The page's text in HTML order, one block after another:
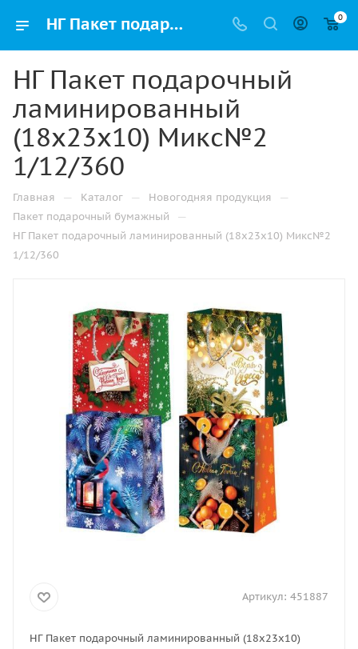
НГ Пакет подарочный ламинированный (18x23x10) Микс№2 1/12/360 купить оптом и в розницу в Ижевске с доставкой недорого 0
НГ Пакет подарочный
ламинированный
(18x23x10) Микс№2
1/12/360
Главная — Каталог — Новогодняя продукция —
Пакет подарочный бумажный —
НГ Пакет подарочный ламинированный (18x23x10) Микс№2
1/12/360
Артикул: 451887
НГ Пакет подарочный ламинированный (18x23x10)